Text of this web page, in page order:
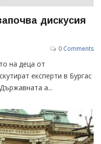
дискусия
0 Comments
на деца от
експерти в Бургас
а...